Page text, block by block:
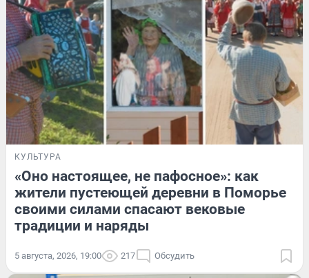
КУЛЬТУРА
«Оно настоящее, не пафосное»: как
жители пустеющей деревни в Поморье
своими силами спасают вековые
традиции и наряды
5 августа, 2026, 19:00 217 Обсудить